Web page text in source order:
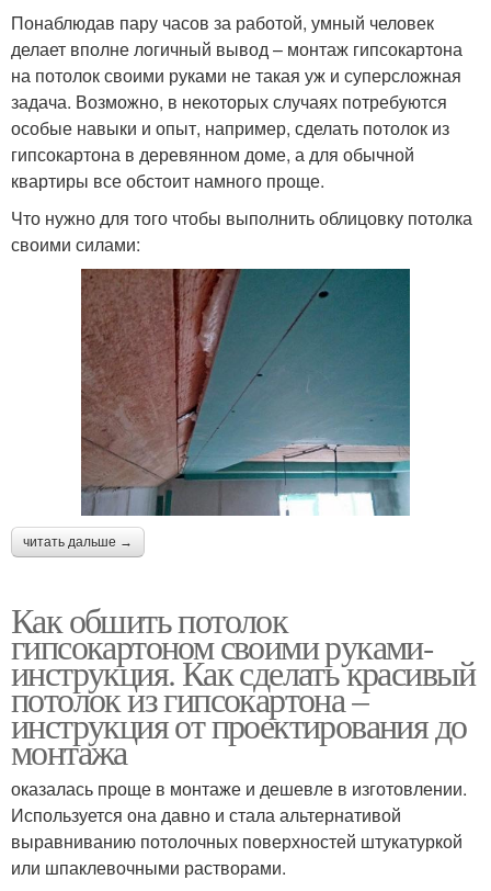
Понаблюдав пару часов за работой, умный человек
делает вполне логичный вывод – монтаж гипсокартона
на потолок своими руками не такая уж и суперсложная
задача. Возможно, в некоторых случаях потребуются
особые навыки и опыт, например, сделать потолок из
гипсокартона в деревянном доме, а для обычной
квартиры все обстоит намного проще.
Что нужно для того чтобы выполнить облицовку потолка
своими силами:
читать дальше →
Как обшить потолок
гипсокартоном своими руками-
инструкция. Как сделать красивый
потолок из гипсокартона –
инструкция от проектирования до
монтажа
оказалась проще в монтаже и дешевле в изготовлении.
Используется она давно и стала альтернативой
выравниванию потолочных поверхностей штукатуркой
или шпаклевочными растворами.